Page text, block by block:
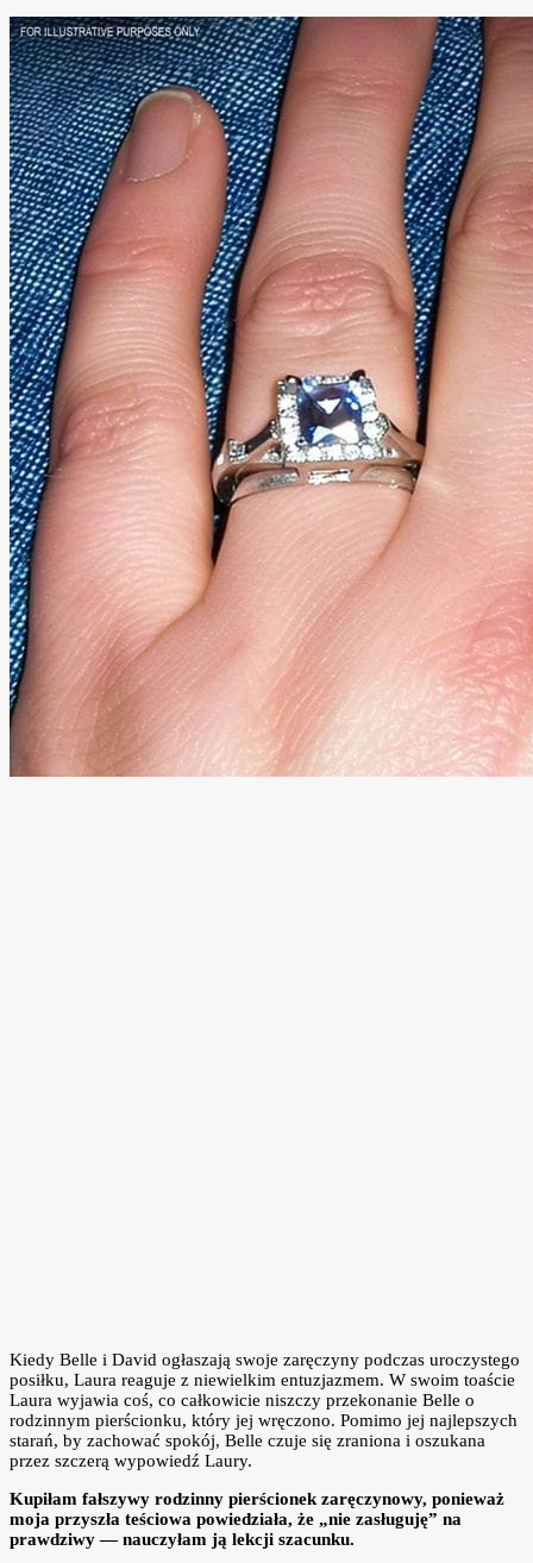
Kiedy Belle i David ogłaszają swoje zaręczyny podczas uroczystego
posiłku, Laura reaguje z niewielkim entuzjazmem. W swoim toaście
Laura wyjawia coś, co całkowicie niszczy przekonanie Belle o
rodzinnym pierścionku, który jej wręczono. Pomimo jej najlepszych
starań, by zachować spokój, Belle czuje się zraniona i oszukana
przez szczerą wypowiedź Laury.
Kupiłam fałszywy rodzinny pierścionek zaręczynowy, ponieważ
moja przyszła teściowa powiedziała, że „nie zasługuję” na
prawdziwy — nauczyłam ją lekcji szacunku.